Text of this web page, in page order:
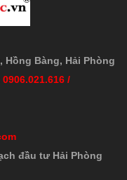
Hồng Bàng, Hải Phòng
0906.021.616 /
đầu tư Hải Phòng